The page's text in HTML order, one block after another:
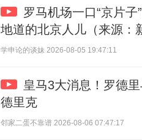
罗马机场一口“京片
地道的北京人儿（来源：
学申论的谈妹 2026-08-05 19:47:11
皇马3大消息！罗德
德里克
邻家二蛋不靠谱 2026-08-06 07:47:17